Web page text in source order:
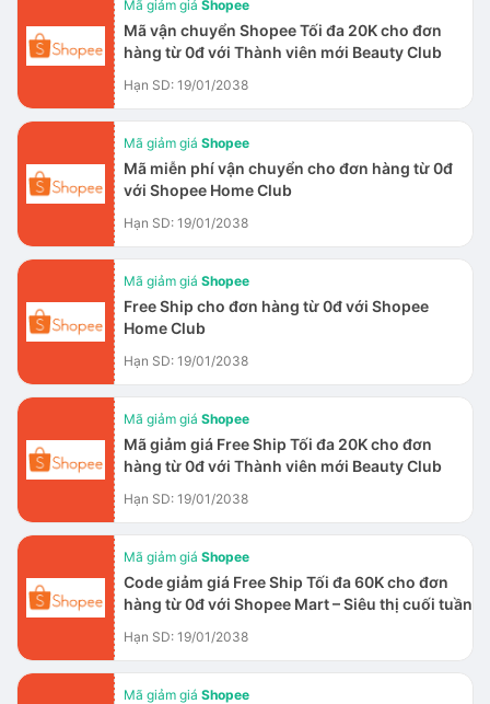
Mã giảm giá Shopee
Mã vận chuyển Shopee Tối đa 20K cho đơn
hàng từ 0đ với Thành viên mới Beauty Club
Hạn SD: 19/01/2038
Mã giảm giá Shopee
Mã miễn phí vận chuyển cho đơn hàng từ 0đ
với Shopee Home Club
Hạn SD: 19/01/2038
Mã giảm giá Shopee
Free Ship cho đơn hàng từ 0đ với Shopee
Home Club
Hạn SD: 19/01/2038
Mã giảm giá Shopee
Mã giảm giá Free Ship Tối đa 20K cho đơn
hàng từ 0đ với Thành viên mới Beauty Club
Hạn SD: 19/01/2038
Mã giảm giá Shopee
Code giảm giá Free Ship Tối đa 60K cho đơn
hàng từ 0đ với Shopee Mart – Siêu thị cuối tuần
Hạn SD: 19/01/2038
Mã giảm giá Shopee